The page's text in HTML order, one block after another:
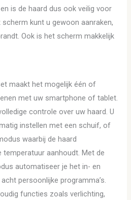
is de haard dus ook veilig voor
kunt u gewoon aanraken,
Ook is het scherm makkelijk
maakt het mogelijk één of
met uw smartphone of tablet.
controle over uw haard. U
instellen met een schuif, of
waarbij de haard
aanhoudt. Met de
automatiseer je het in- en
persoonlijke programma’s.
functies zoals verlichting,